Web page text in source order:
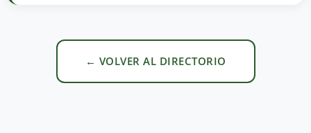
← VOLVER AL DIRECTORIO